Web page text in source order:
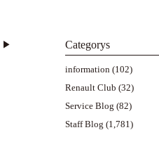
▶︎ Categorys
information(102)
Renault Club (32)
Service Blog (82)
Staff Blog (1,781)